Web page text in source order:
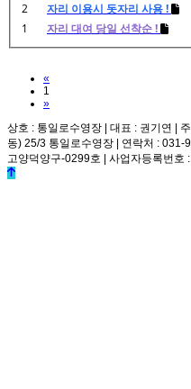
2
자리 이용시 돗자리 사용 !
1
자리 대여 당일 선착순 !
«
1
»Next
상호 : 통일로수영장 | 대표 : 권기연 |
동) 25/3 통일로수영장 | 연락처 :
고양덕양구-0299호 | 사업자등록번호
© k2s0o2d0e0s1i0g1n. ALL RIGHTS